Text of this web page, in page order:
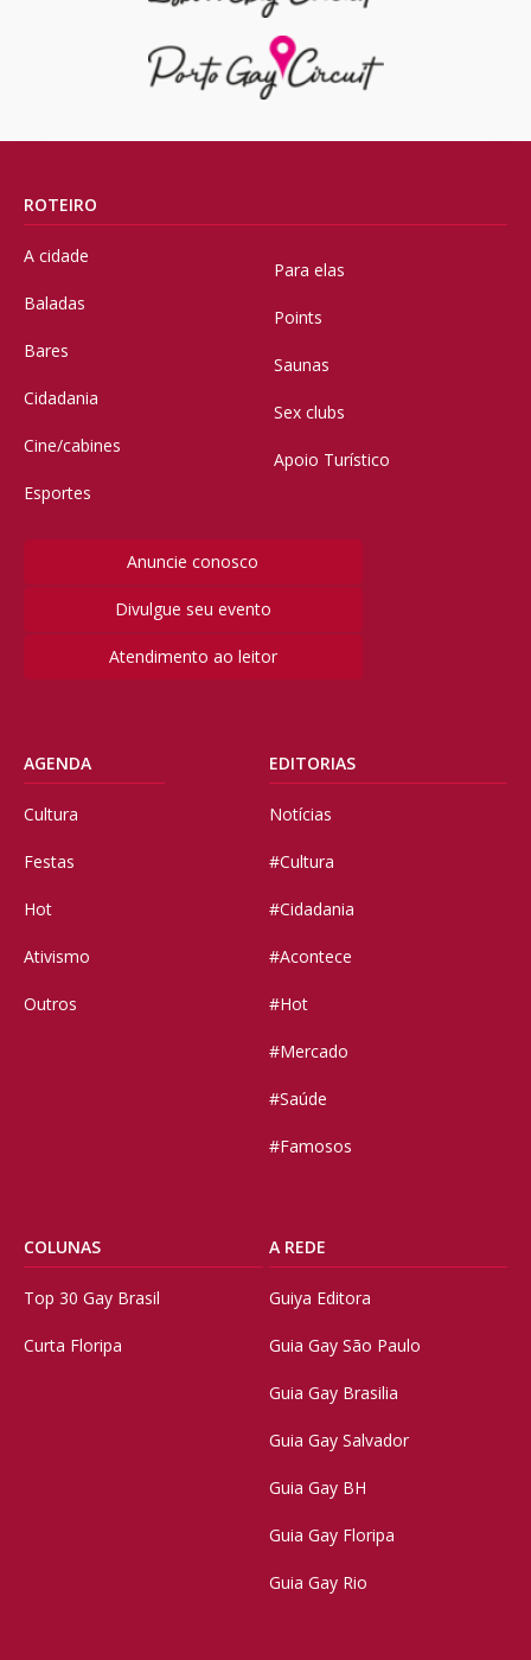
ROTEIRO
A cidade
Baladas
Bares
Cidadania
Cine/cabines
Esportes
Para elas
Points
Saunas
Sex clubs
Apoio Turístico
Anuncie conosco
Divulgue seu evento
Atendimento ao leitor
AGENDA
Cultura
Festas
Hot
Ativismo
Outros
EDITORIAS
Notícias
#Cultura
#Cidadania
#Acontece
#Hot
#Mercado
#Saúde
#Famosos
COLUNAS
Top 30 Gay Brasil
Curta Floripa
A REDE
Guiya Editora
Guia Gay São Paulo
Guia Gay Brasilia
Guia Gay Salvador
Guia Gay BH
Guia Gay Floripa
Guia Gay Rio